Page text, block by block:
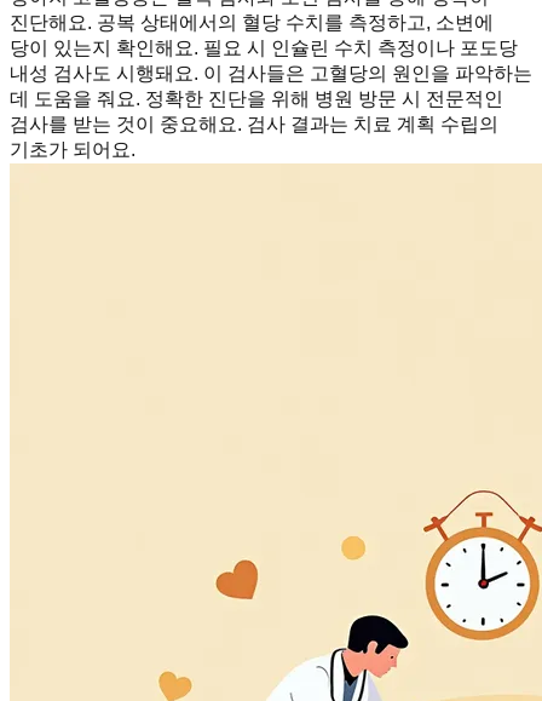
진단해요. 공복 상태에서의 혈당 수치를 측정하고, 소변에
당이 있는지 확인해요. 필요 시 인슐린 수치 측정이나 포도당
내성 검사도 시행돼요. 이 검사들은 고혈당의 원인을 파악하는
데 도움을 줘요. 정확한 진단을 위해 병원 방문 시 전문적인
검사를 받는 것이 중요해요. 검사 결과는 치료 계획 수립의
기초가 되어요.